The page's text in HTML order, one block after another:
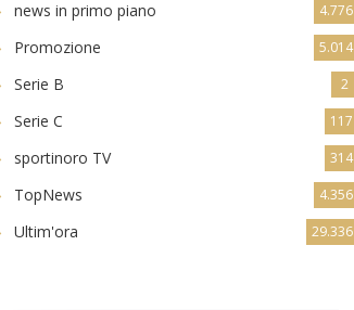
news in primo piano 4.776
Promozione 5.014
Serie B 2
Serie C 117
sportinoro TV 314
TopNews 4.356
Ultim'ora 29.336